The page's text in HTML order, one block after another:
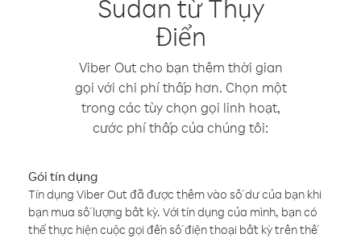
Sudan từ Thụy
Điển
Viber Out cho bạn thêm thời gian
gọi với chi phí thấp hơn. Chọn một
trong các tùy chọn gọi linh hoạt,
cước phí thấp của chúng tôi:
Gói tín dụng
Tín dụng Viber Out đã được thêm vào số dư của bạn khi
bạn mua số lượng bất kỳ. Với tín dụng của mình, bạn có
thể thực hiện cuộc gọi đến số điện thoại bất kỳ trên thế